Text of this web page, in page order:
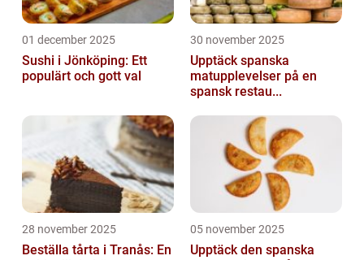
01 december 2025
Sushi i Jönköping: Ett
populärt och gott val
30 november 2025
Upptäck spanska
matupplevelser på en
spansk restau...
28 november 2025
Beställa tårta i Tranås: En
05 november 2025
Upptäck den spanska